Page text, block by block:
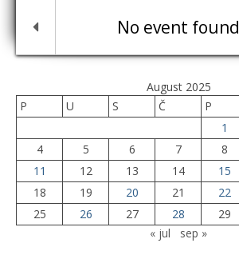
No event found
August 2025
P
U S Č P
1
4
5 6 7 8
11
12 13 14 15
18
19 20 21 22
25
26 27 28 29
« jul
sep »